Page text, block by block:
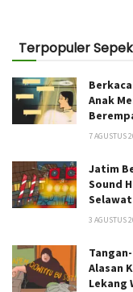
Terpopuler
Anak
7 AGUSTUS
Jatim
Sound
3 AGUSTUS
Alasan
Lekang